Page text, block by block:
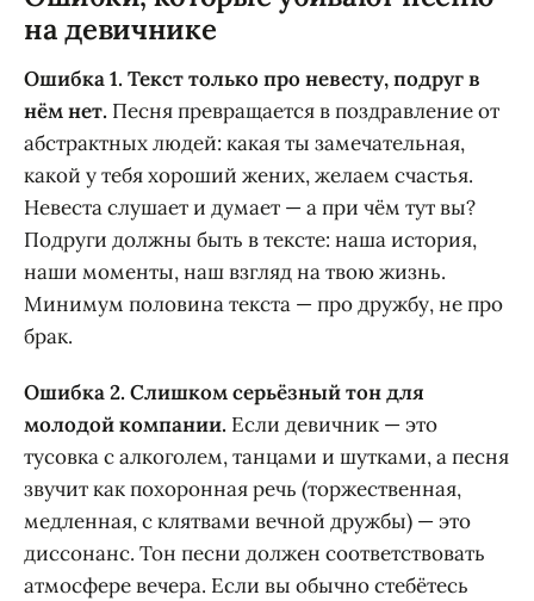
на девичнике
Ошибка 1. Текст только про невесту, подруг в
нём нет. Песня превращается в поздравление от
абстрактных людей: какая ты замечательная,
какой у тебя хороший жених, желаем счастья.
Невеста слушает и думает — а при чём тут вы?
Подруги должны быть в тексте: наша история,
наши моменты, наш взгляд на твою жизнь.
Минимум половина текста — про дружбу, не про
брак.
Ошибка 2. Слишком серьёзный тон для
молодой компании. Если девичник — это
тусовка с алкоголем, танцами и шутками, а песня
звучит как похоронная речь (торжественная,
медленная, с клятвами вечной дружбы) — это
диссонанс. Тон песни должен соответствовать
атмосфере вечера. Если вы обычно стебётесь